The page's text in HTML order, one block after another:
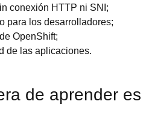
conexión HTTP ni SNI;
para los desarrolladores;
OpenShift;
de las aplicaciones.
de aprender es